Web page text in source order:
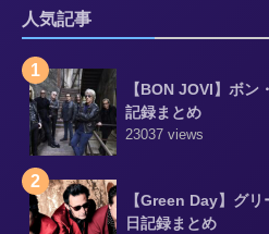
人気記事
1
【BON JOVI】ボン
記録まとめ
23037 views
2
【Green Day】グ
日記録まとめ